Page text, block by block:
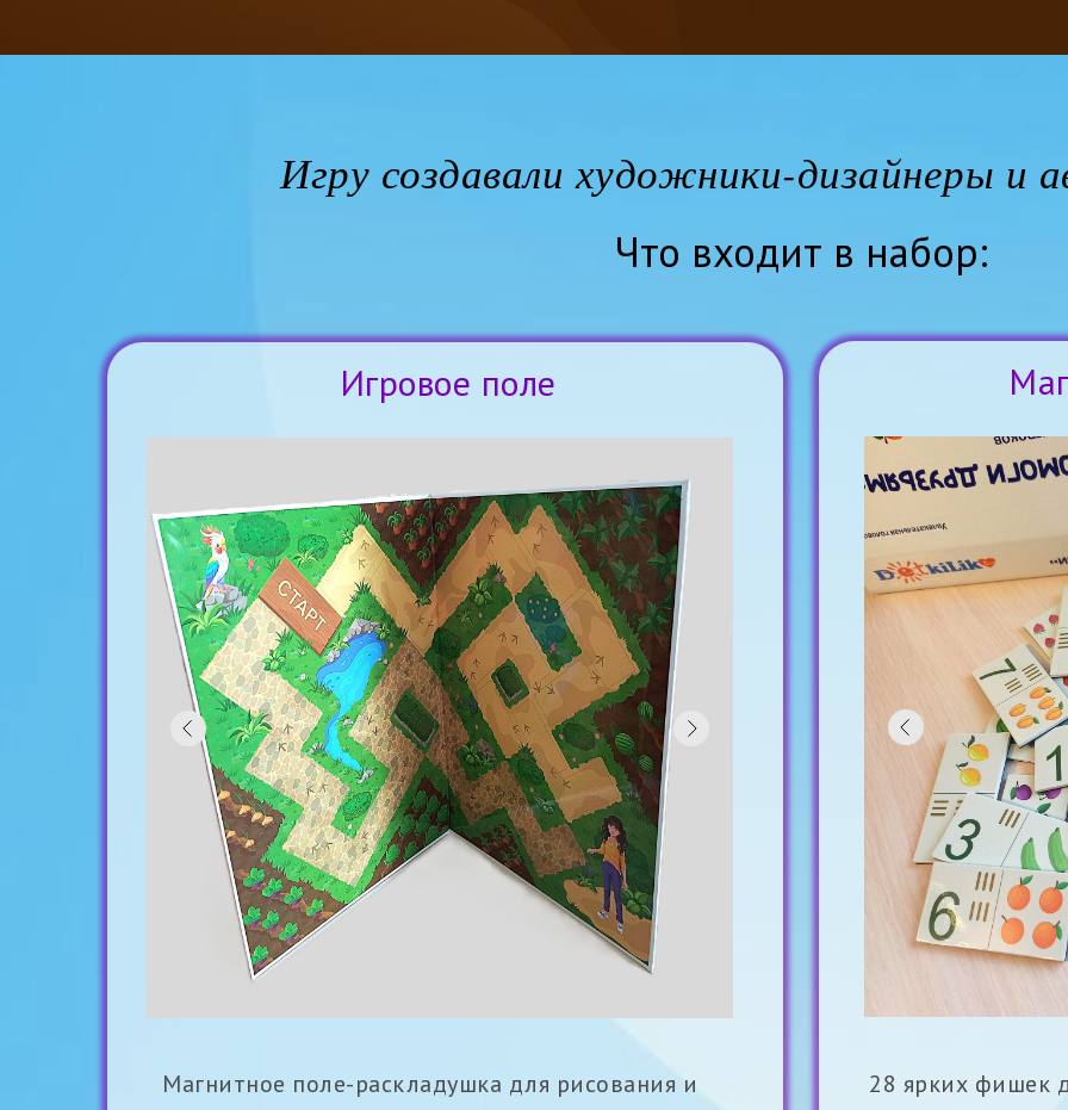
Что входит в набор:
Игру создавали художники-дизайнеры и
Магнитное поле-раскладушка для рисования и
28 ярких фишек
Игровое поле